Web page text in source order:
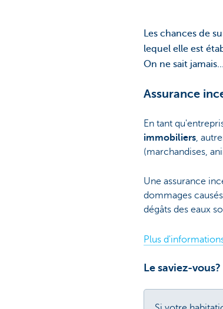
Les chances de
lequel elle est
On ne sait
Assurance
En tant
immobiliers,
(marchandises,
Une assurance
dommages
dégâts des eaux
Plus
Le saviez-vous?